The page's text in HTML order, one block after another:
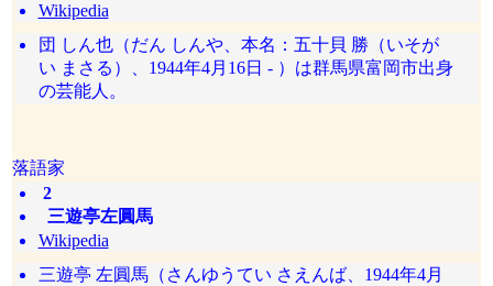
Wikipedia
団 しん也（だん しんや、本名：五十貝 勝（いそが
い まさる）、1944年4月16日 - ）は群馬県富岡市出身
の芸能人。
落語家
2
三遊亭左圓馬
Wikipedia
三遊亭 左圓馬（さんゆうてい さえんば、1944年4月